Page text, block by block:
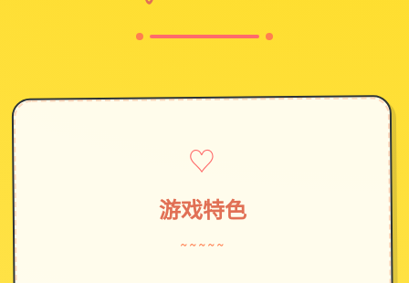
♡
游戏特色
~~~~~